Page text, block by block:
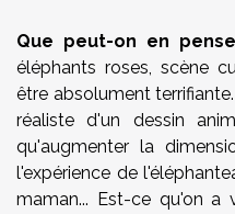
Que peut-on en
éléphants roses, scène
être absolument
réaliste d'un dessin
qu'augmenter la
l'expérience de
maman... Est-ce qu'on a